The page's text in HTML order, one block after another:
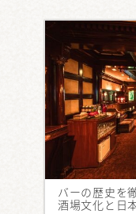
バーの歴史を
酒場文化と日